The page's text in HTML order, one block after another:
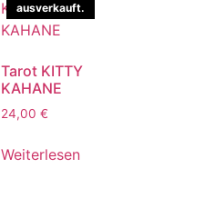
ausverkauft.
Tarot KITTY
KAHANE
24,00 €
Weiterlesen